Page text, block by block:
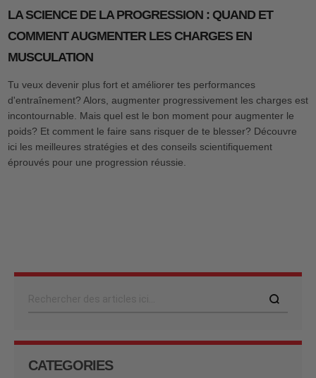
LA SCIENCE DE LA PROGRESSION : QUAND ET
COMMENT AUGMENTER LES CHARGES EN
MUSCULATION
Tu veux devenir plus fort et améliorer tes performances
d'entraînement? Alors, augmenter progressivement les charges est
incontournable. Mais quel est le bon moment pour augmenter le
poids? Et comment le faire sans risquer de te blesser? Découvre
ici les meilleures stratégies et des conseils scientifiquement
éprouvés pour une progression réussie.
CATEGORIES